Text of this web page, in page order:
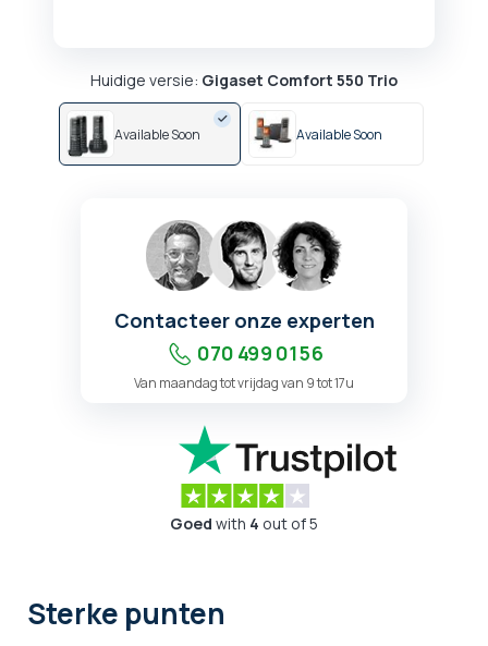
Huidige versie: Gigaset Comfort 550 Trio
Available Soon Available Soon
Contacteer onze experten
070 499 01 56
Van maandag tot vrijdag van 9 tot 17u
Goed with 4 out of 5
Sterke punten